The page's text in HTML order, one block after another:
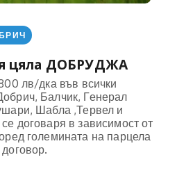
цяла ДОБРУДЖА
лв/дка във всички
Балчик, Генерал
Шабла ,Тервел и
договаря в зависимост от
големината на парцела